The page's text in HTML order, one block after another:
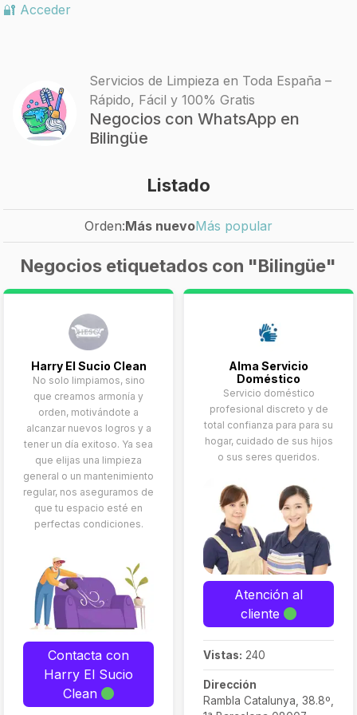
🔐 Acceder
Servicios de Limpieza en Toda España –
Rápido, Fácil y 100% Gratis
Negocios con WhatsApp en
Bilingüe
Listado
Orden:Más nuevoMás popular
Negocios etiquetados con "Bilingüe"
Harry El Sucio Clean
No solo limpiamos, sino
que creamos armonía y
orden, motivándote a
alcanzar nuevos logros y a
tener un día exitoso. Ya sea
que elijas una limpieza
general o un mantenimiento
regular, nos aseguramos de
que tu espacio esté en
perfectas condiciones.
Contacta con
Harry El Sucio
Clean
Alma Servicio
Doméstico
Servicio doméstico
profesional discreto y de
total confianza para para su
hogar, cuidado de sus hijos
o sus seres queridos.
Atención al
cliente
Vistas: 240
Dirección
Rambla Catalunya, 38.8º,